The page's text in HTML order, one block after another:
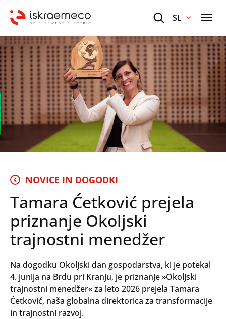
SL
NOVICE IN DOGODKI
Tamara Ćetković prejela
priznanje Okoljski
trajnostni menedžer
Na dogodku Okoljski dan gospodarstva, ki je potekal
4. junija na Brdu pri Kranju, je priznanje »Okoljski
trajnostni menedžer« za leto 2026 prejela Tamara
Ćetković, naša globalna direktorica za transformacije
in trajnostni razvoj.